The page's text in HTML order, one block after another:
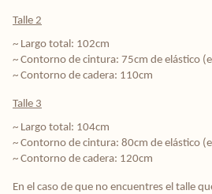
Talle 2
~ Largo total: 102cm
~ Contorno de cintura: 75cm de elástico
~ Contorno de cadera: 110cm
Talle 3
~ Largo total: 104cm
~ Contorno de cintura: 80cm de elástico
~ Contorno de cadera: 120cm
En el caso de que no encuentres el talle